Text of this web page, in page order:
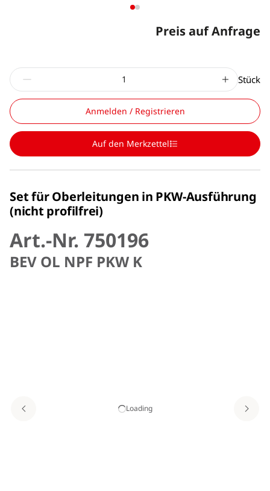
Preis auf Anfrage
Stück
Anmelden / Registrieren
Auf den Merkzettel
Set für Oberleitungen in PKW-Ausführung
(nicht profilfrei)
Art.-Nr. 750196
BEV OL NPF PKW K
Loading